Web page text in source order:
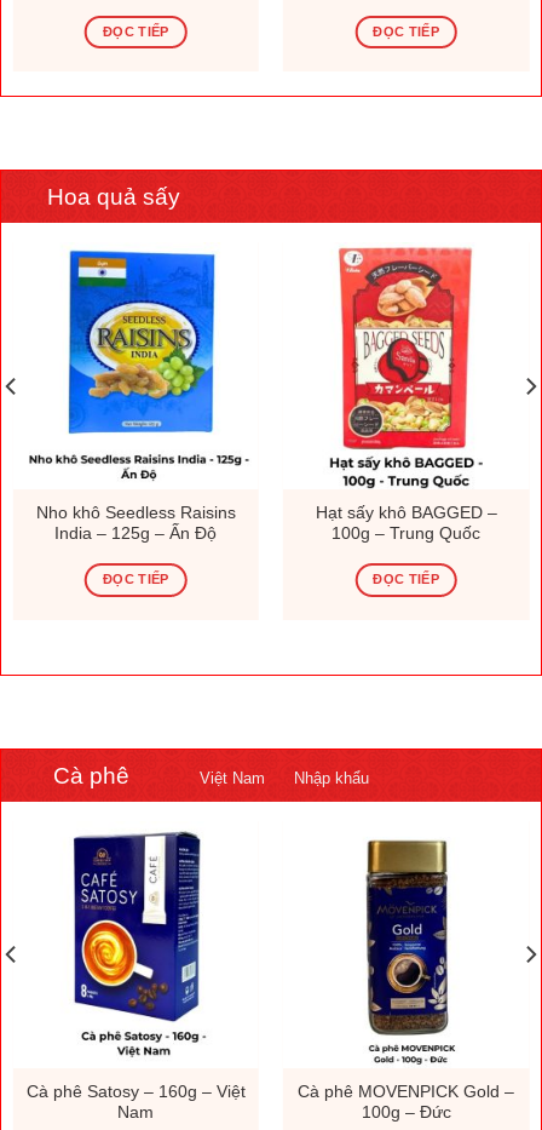
ĐỌC TIẾP ĐỌC TIẾP
Hoa quả sấy
Nho khô Seedless Raisins
India – 125g – Ấn Độ
ĐỌC TIẾP
Hạt sấy khô BAGGED –
100g – Trung Quốc
ĐỌC TIẾP
Cà phê Việt Nam Nhập khẩu
Cà phê Satosy – 160g – Việt
Nam
Cà phê MOVENPICK Gold –
100g – Đức